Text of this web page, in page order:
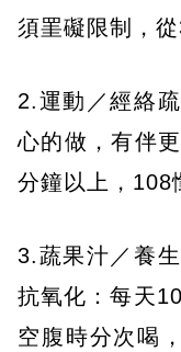
須罣礙限制，
2.運動／經絡
心的做，有伴
分鐘以上，108
3.蔬果汁／養
抗氧化：每天
空腹時分次喝